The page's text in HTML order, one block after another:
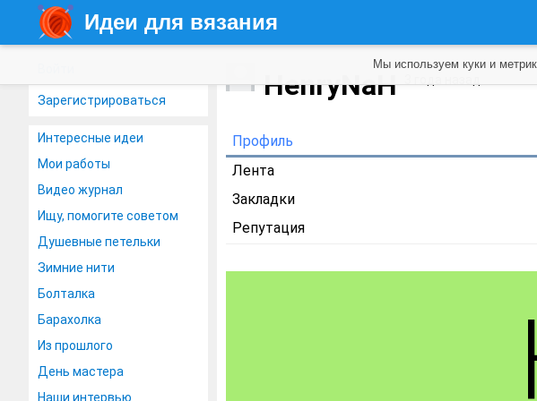
Идеи для вязания
Зарегистрироваться
Интересные идеи
Мои работы
Видео журнал
Ищу, помогите советом
Душевные петельки
Зимние нити
Болталка
Барахолка
Из прошлого
День мастера
Наши интервью
HenryNaH
Профиль
Лента
Закладки
Репутация
Мы используем куки и